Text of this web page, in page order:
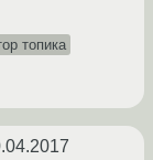
топика